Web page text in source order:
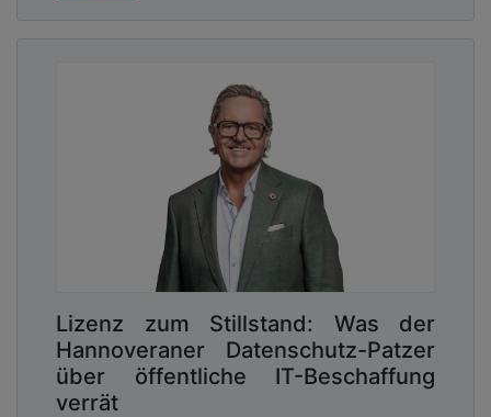
Lizenz zum Stillstand: Was der
Hannoveraner Datenschutz-Patzer
über öffentliche IT-Beschaffung
verrät